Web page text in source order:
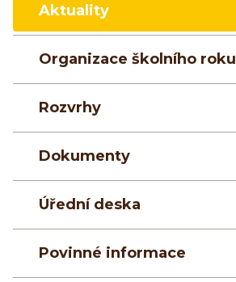
Aktuality
Organizace školního roku
Rozvrhy
Dokumenty
Úřední deska
Povinné informace